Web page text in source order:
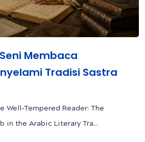
Membaca
Tradisi Sastra
Well-Tempered Reader: The
in the Arabic Literary Tra...